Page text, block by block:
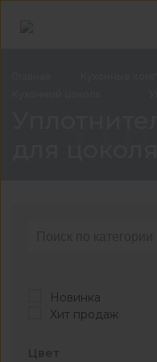
Новинка
Хит продаж